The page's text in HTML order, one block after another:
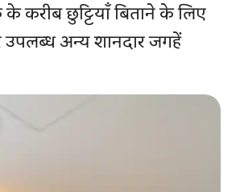
के करीब छुट्टियाँ बिताने के लिए
उपलब्ध अन्य शानदार जगहें